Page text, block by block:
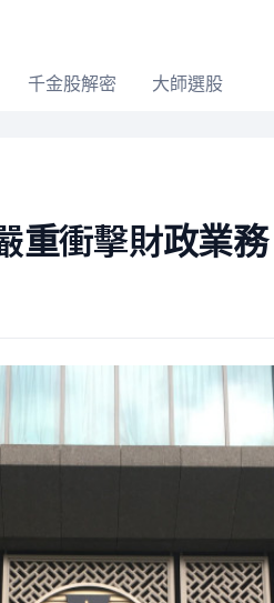
千金股解密 大師選股
重衝擊財政業務